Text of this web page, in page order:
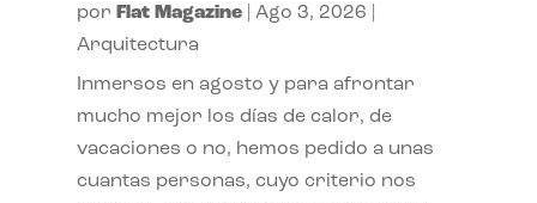
por Flat Magazine| Ago 3, 2026
Arquitectura
Inmersos en agosto y para afrontar
mucho mejor los días de calor, de
vacaciones o no, hemos pedido a unas
cuantas personas, cuyo criterio nos